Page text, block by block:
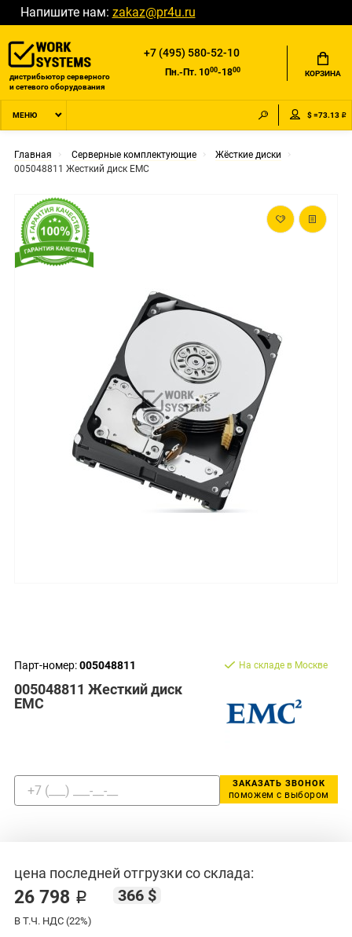
Напишите нам: zakaz@pr4u.ru
дистрибьютор серверного
и сетевого оборудования
+7 (495) 580-52-10
Пн.-Пт. 1000-1800 КОРЗИНА
МЕНЮ $ =73.13 ₽
Главная Серверные комплектующие
Жёсткие диски
005048811 Жесткий диск EMC
Парт-номер:005048811
005048811 Жесткий диск
EMC
На складе в Москве
ЗАКАЗАТЬ ЗВОНОК
поможем с выбором
цена последней отгрузки со склада:
26 798 ₽ 366 $
В Т.Ч. НДС (22%)